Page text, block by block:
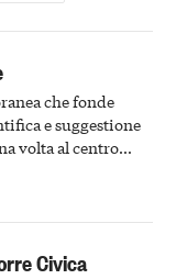
che fonde
e suggestione
volta al centro
passato astigiano
Civica